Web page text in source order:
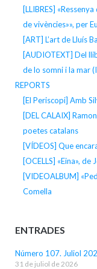
[LLIBRES]
de vivències»», per
[ART] L’art de Lluís
[AUDIOTEXT] Del
de lo somni i la mar
REPORTS
[El Periscopi] Amb
[DEL CALAIX]
poetes catalans
[VÍDEOS] Que
[OCELLS] «Eina», de
[VIDEOALBUM]
Comella
ENTRADES
Número 107. Juliol
31 de juliol de 2026